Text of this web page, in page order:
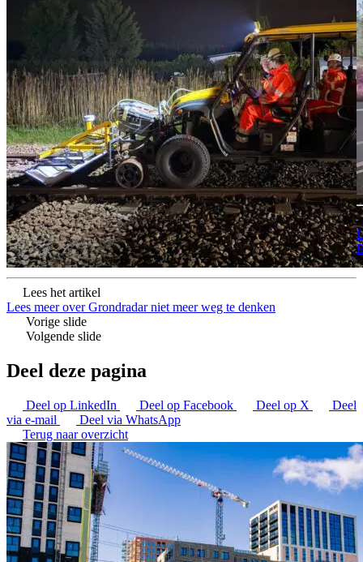
Lees het artikel
Lees meer over Grondradar niet meer weg te denken
Vorige slide
Volgende slide
Deel deze pagina
Deel op LinkedIn Deel op Facebook Deel op X
Deel
via e-mail
Deel via WhatsApp
Terug naar overzicht